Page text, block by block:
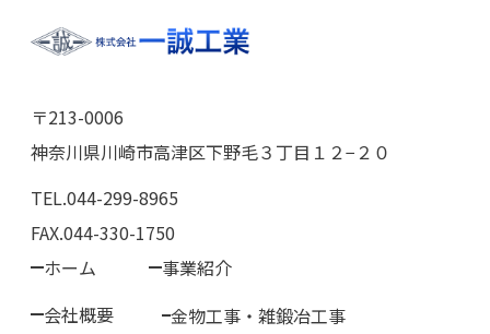
〒213-0006
神奈川県川崎市高津区下野毛３丁目１２−２０
TEL.044-299-8965
FAX.044-330-1750
ホーム
会社概要
事業紹介
金物工事・雑鍛冶工事